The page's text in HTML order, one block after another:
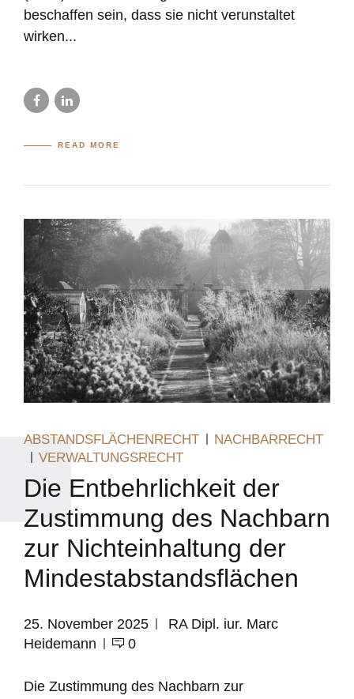
beschaffen sein, dass sie nicht verunstaltet
wirken...
READ MORE
ABSTANDSFLÄCHENRECHT
NACHBARRECHT
VERWALTUNGSRECHT
Die Entbehrlichkeit der
Zustimmung des Nachbarn
zur Nichteinhaltung der
Mindestabstandsflächen
25. November 2025
RA Dipl. iur. Marc
Heidemann
0
Die Zustimmung des Nachbarn zur